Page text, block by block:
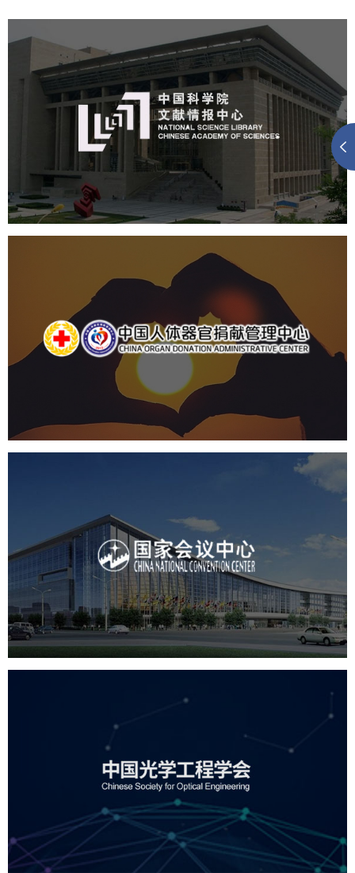
中国科学院文献情报中心
网站建设 虚拟展厅
数字博物馆建设
展厅空间设计
产品展厅设计
中国人体器官捐献管理中心
国企 品牌官网 网站建设
国家会议中心
专业服务 网站建设 网站设计
中国光学工程学会
机构组织 国企 品牌官网 网站建设 网站设计